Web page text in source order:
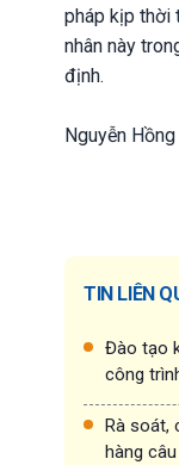
pháp kịp thời
nhân này
định.
Nguyễn Hồng
TIN LIÊN
Đào tạo
công
Rà soát,
hàng